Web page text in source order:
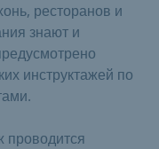
ресторанов и
знают и
инструктажей по
проводится